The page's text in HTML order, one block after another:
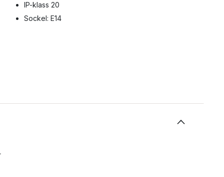
IP-klass 20
Sockel: E14